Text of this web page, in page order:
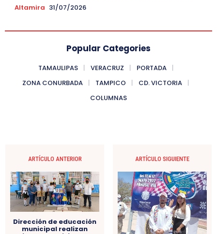
Altamira 31/07/2026
Popular Categories
TAMAULIPAS VERACRUZ
PORTADA
ZONA CONURBADA
TAMPICO
CD. VICTORIA
COLUMNAS
ARTÍCULO ANTERIOR
Dirección de educación
municipal realizan
ARTÍCULO SIGUIENTE